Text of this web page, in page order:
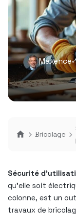
Maxence•
Bricolage
Sécurité
qu’elle soit
colonne, est un
travaux de